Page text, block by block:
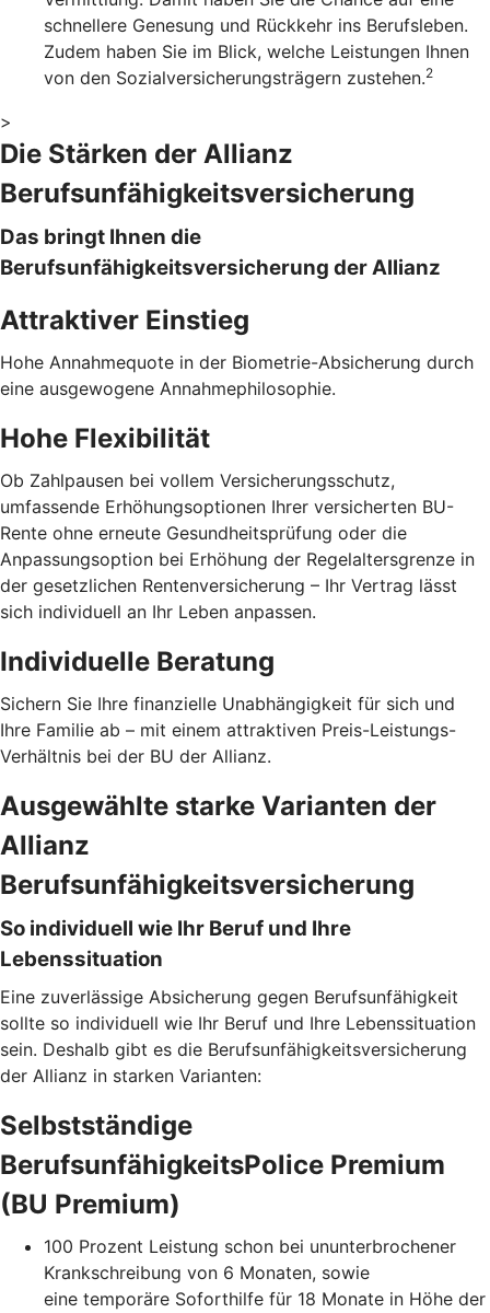
schnellere Genesung und Rückkehr ins Berufsleben.
Zudem haben Sie im Blick, welche Leistungen Ihnen
von den Sozialversicherungsträgern zustehen.2
>
Die Stärken der Allianz
Berufsunfähigkeitsversicherung
Das bringt Ihnen die
Berufsunfähigkeitsversicherung der Allianz
Attraktiver Einstieg
Hohe Annahmequote in der Biometrie-Absicherung durch
eine ausgewogene Annahmephilosophie.
Hohe Flexibilität
Ob Zahlpausen bei vollem Versicherungsschutz,
umfassende Erhöhungsoptionen Ihrer versicherten BU-
Rente ohne erneute Gesundheitsprüfung oder die
Anpassungsoption bei Erhöhung der Regelaltersgrenze in
der gesetzlichen Rentenversicherung – Ihr Vertrag lässt
sich individuell an Ihr Leben anpassen.
Individuelle Beratung
Sichern Sie Ihre finanzielle Unabhängigkeit für sich und
Ihre Familie ab – mit einem attraktiven Preis-Leistungs-
Verhältnis bei der BU der Allianz.
Ausgewählte starke Varianten der
Allianz
Berufsunfähigkeitsversicherung
So individuell wie Ihr Beruf und Ihre
Lebenssituation
Eine zuverlässige Absicherung gegen Berufsunfähigkeit
sollte so individuell wie Ihr Beruf und Ihre Lebenssituation
sein. Deshalb gibt es die Berufsunfähigkeitsversicherung
der Allianz in starken Varianten:
Selbstständige
BerufsunfähigkeitsPolice Premium
(BU Premium)
100 Prozent Leistung schon bei ununterbrochener
Krankschreibung von 6 Monaten, sowie
eine temporäre Soforthilfe für 18 Monate in Höhe der